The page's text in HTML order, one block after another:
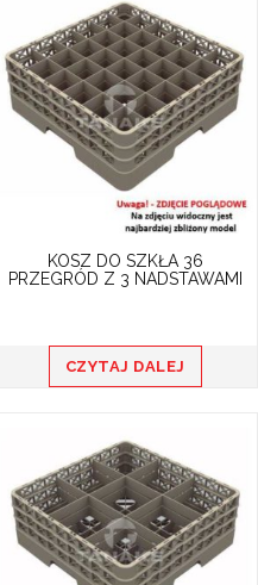
KOSZ DO SZKŁA 36
PRZEGRÓD Z 3 NADSTAWAMI
CZYTAJ DALEJ